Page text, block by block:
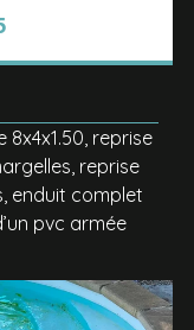
reprise
reprise
enduit complet
pvc armée